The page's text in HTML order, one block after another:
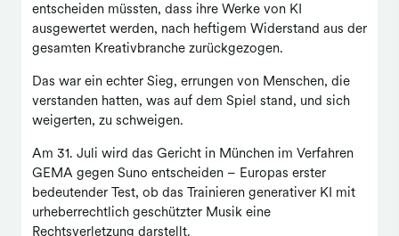
entscheiden müssten, dass ihre Werke von KI
ausgewertet werden, nach heftigem Widerstand aus der
gesamten Kreativbranche zurückgezogen.
Das war ein echter Sieg, errungen von Menschen, die
verstanden hatten, was auf dem Spiel stand, und sich
weigerten, zu schweigen.
Am 31. Juli wird das Gericht in München im Verfahren
GEMA gegen Suno entscheiden – Europas erster
bedeutender Test, ob das Trainieren generativer KI mit
urheberrechtlich geschützter Musik eine
Rechtsverletzung darstellt.